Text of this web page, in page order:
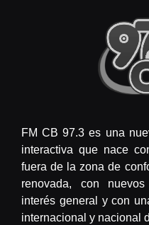
FM CB 97.3 es una
interactiva que nace
fuera de la zona de
renovada, con
interés general y con
internacional y nacional